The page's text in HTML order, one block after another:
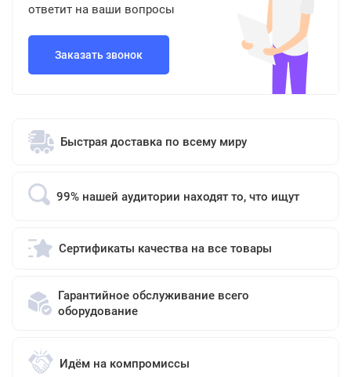
ответит на ваши вопросы
Заказать звонок
Быстрая доставка по всему миру
99% нашей аудитории находят то, что ищут
Сертификаты качества на все товары
Гарантийное обслуживание всего
оборудование
Идём на компромиссы